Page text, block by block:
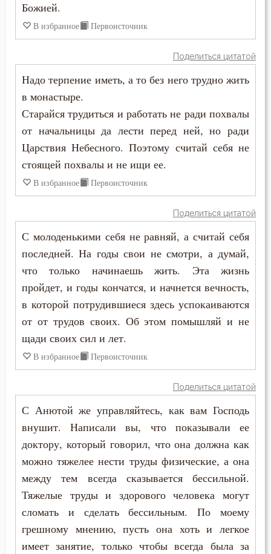
Исправление
Кротость
Лень
Лицемерие
Ложь
Молитва
Молчание
Монастырь
Монах
Мужество
Надежда
Наказание
Насмешка
Начальство
Нерадение
Нищета
Божией.
В избранное Первоисточник
Поделиться цитатой
Надо терпение иметь, а то без него трудно жить
в монастыре.
Старайся трудиться и работать не ради похвалы
от начальницы да лести перед ней, но ради
Царствия Небесного. Поэтому считай себя не
стоящей похвалы и не ищи ее.
В избранное Первоисточник
Поделиться цитатой
С молоденькими себя не равняй, а считай себя
последней. На годы свои не смотри, а думай,
что только начинаешь жить. Эта жизнь
пройдет, и годы кончатся, и начнется вечность,
в которой потрудившиеся здесь успокаиваются
от от трудов своих. Об этом помышляй и не
щади своих сил и лет.
В избранное Первоисточник
Поделиться цитатой
С Анютой же управляйтесь, как вам Господь
внушит. Написали вы, что показывали ее
доктору, который говорил, что она должна как
можно тяжелее нести труды физические, а она
между тем всегда сказывается бессильной.
Тяжелые труды и здорового человека могут
сломать и сделать бессильным. По моему
грешному мнению, пусть она хоть и легкое
имеет занятие, только чтобы всегда была за